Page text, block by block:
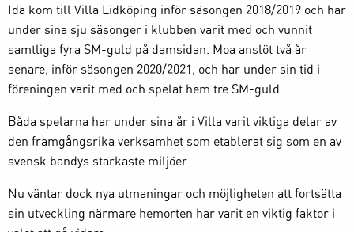
Ida kom till Villa Lidköping inför säsongen 2018/2019 och har
under sina sju säsonger i klubben varit med och vunnit
samtliga fyra SM-guld på damsidan. Moa anslöt två år
senare, inför säsongen 2020/2021, och har under sin tid i
föreningen varit med och spelat hem tre SM-guld.
Båda spelarna har under sina år i Villa varit viktiga delar av
den framgångsrika verksamhet som etablerat sig som en av
svensk bandys starkaste miljöer.
Nu väntar dock nya utmaningar och möjligheten att fortsätta
sin utveckling närmare hemorten har varit en viktig faktor i